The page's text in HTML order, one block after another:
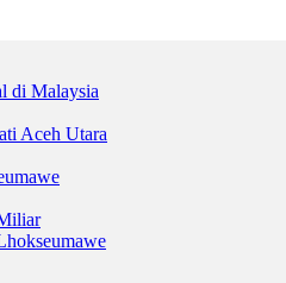
di Malaysia
Aceh Utara